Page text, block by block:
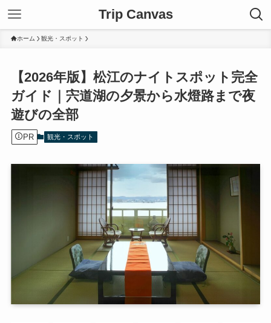
Trip Canvas
ホーム 観光・スポット
【2026年版】松江のナイトスポット完全
ガイド｜宍道湖の夕景から水燈路まで夜
遊びの全部
PR 観光・スポット